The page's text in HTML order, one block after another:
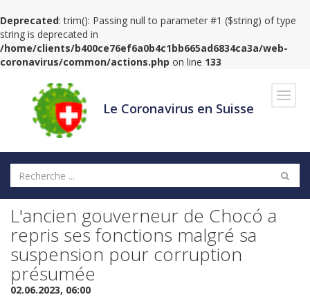
Deprecated: trim(): Passing null to parameter #1 ($string) of type
string is deprecated in
/home/clients/b400ce76ef6a0b4c1bb665ad6834ca3a/web-
coronavirus/common/actions.php on line 133
Le Coronavirus en Suisse
L'ancien gouverneur de Chocó a
repris ses fonctions malgré sa
suspension pour corruption
présumée
02.06.2023, 06:00